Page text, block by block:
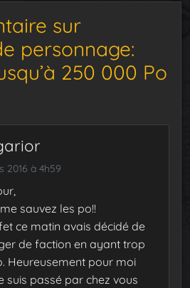
sur
personnage:
250 000 Po
2016 à 4h59
sauvez les po!!
ce matin avais décidé de
de faction en ayant trop
Heureusement pour moi
suis passé par chez vous